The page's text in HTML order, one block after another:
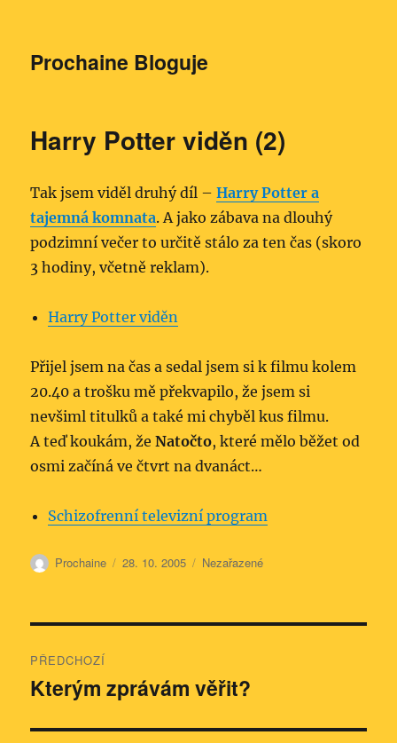
Prochaine Bloguje
Harry Potter viděn (2)
Tak jsem viděl druhý díl –Harry Potter a
tajemná komnata. A jako zábava na dlouhý
podzimní večer to určitě stálo za ten čas (skoro
3 hodiny, včetně reklam).
Harry Potter viděn
Přijel jsem na čas a sedal jsem si k filmu kolem
20.40 a trošku mě překvapilo, že jsem si
nevšiml titulků a také mi chyběl kus filmu.
A teď koukám, žeNatočto, které mělo běžet od
osmi začíná ve čtvrt na dvanáct…
Schizofrenní televizní program
Autor:
Prochaine Publikováno:
28. 10. 2005 Rubriky:
Nezařazené
pro
PŘEDCHOZÍ
Předchozí
Kterým zprávám věřit?